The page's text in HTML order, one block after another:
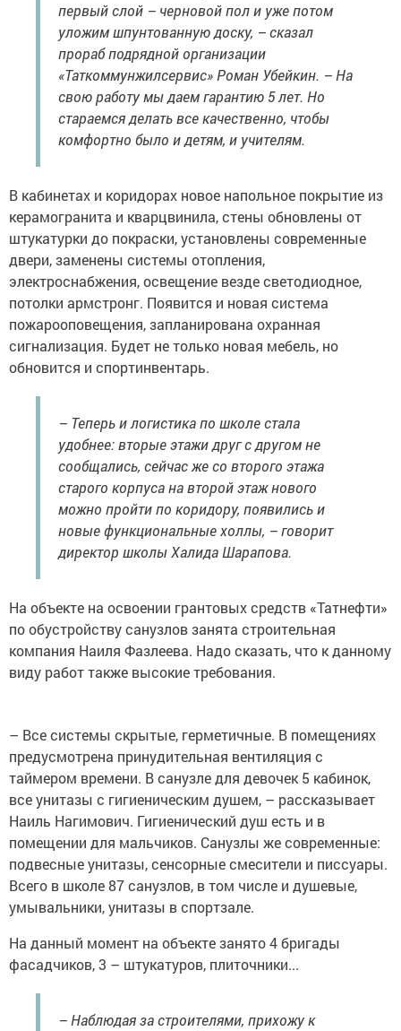
первый слой – черновой пол и уже потом
уложим шпунтованную доску, – сказал
прораб подрядной организации
«Таткоммунжилсервис» Роман Убейкин. – На
свою работу мы даем гарантию 5 лет. Но
стараемся делать все качественно, чтобы
комфортно было и детям, и учителям.
В кабинетах и коридорах новое напольное покрытие из
керамогранита и кварцвинила, стены обновлены от
штукатурки до покраски, установлены современные
двери, заменены системы отопления,
электроснабжения, освещение везде светодиодное,
потолки армстронг. Появится и новая система
пожарооповещения, запланирована охранная
сигнализация. Будет не только новая мебель, но
обновится и спортинвентарь.
– Теперь и логистика по школе стала
удобнее: вторые этажи друг с другом не
сообщались, сейчас же со второго этажа
старого корпуса на второй этаж нового
можно пройти по коридору, появились и
новые функциональные холлы, – говорит
директор школы Халида Шарапова.
На объекте на освоении грантовых средств «Татнефти»
по обустройству санузлов занята строительная
компания Наиля Фазлеева. Надо сказать, что к данному
виду работ также высокие требования.
– Все системы скрытые, герметичные. В помещениях
предусмотрена принудительная вентиляция с
таймером времени. В санузле для девочек 5 кабинок,
все унитазы с гигиеническим душем, – рассказывает
Наиль Нагимович. Гигиенический душ есть и в
помещении для мальчиков. Санузлы же современные:
подвесные унитазы, сенсорные смесители и писсуары.
Всего в школе 87 санузлов, в том числе и душевые,
умывальники, унитазы в спортзале.
На данный момент на объекте занято 4 бригады
фасадчиков, 3 – штукатуров, плиточники...
– Наблюдая за строителями, прихожу к